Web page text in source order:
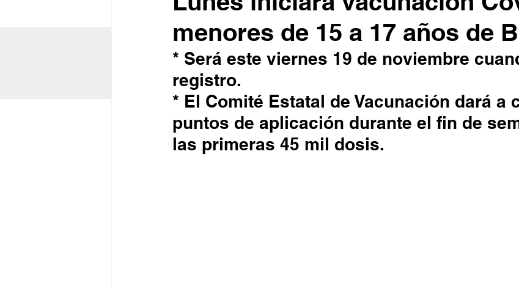
menores de 15 a 17 años de
* Será este viernes 19 de noviembre
registro.
* El Comité Estatal de Vacunación dará a
puntos de aplicación durante el fin de
las primeras 45 mil dosis.